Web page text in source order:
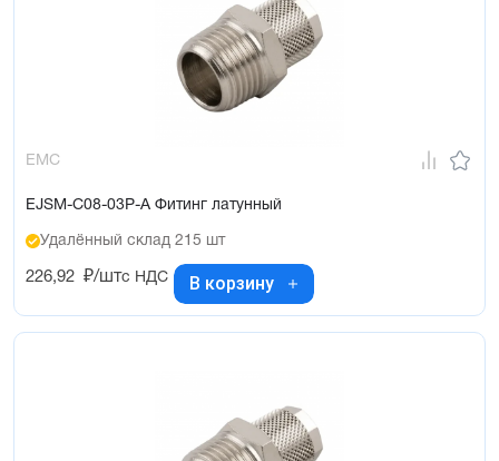
EMC
EJSM-C08-03P-A Фитинг латунный
Удалённый склад 215 шт
226,92 ₽/штс НДС В корзину